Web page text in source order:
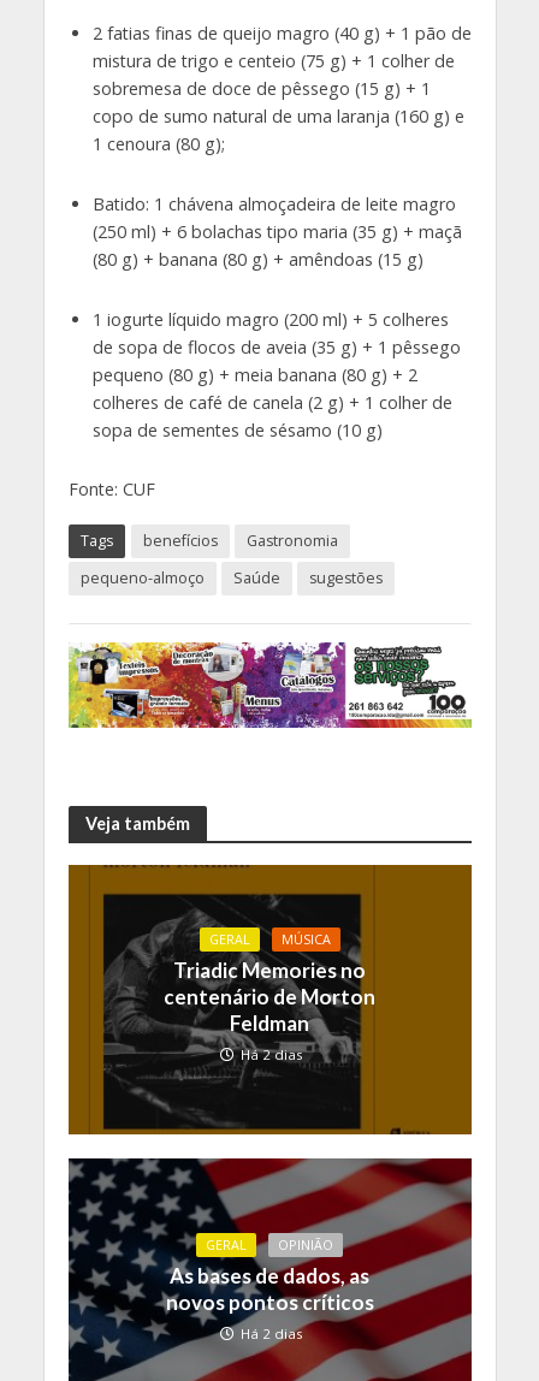
2 fatias finas de queijo magro (40 g) + 1 pão de
mistura de trigo e centeio (75 g) + 1 colher de
sobremesa de doce de pêssego (15 g) + 1
copo de sumo natural de uma laranja (160 g) e
1 cenoura (80 g);
Batido: 1 chávena almoçadeira de leite magro
(250 ml) + 6 bolachas tipo maria (35 g) + maçã
(80 g) + banana (80 g) + amêndoas (15 g)
1 iogurte líquido magro (200 ml) + 5 colheres
de sopa de flocos de aveia (35 g) + 1 pêssego
pequeno (80 g) + meia banana (80 g) + 2
colheres de café de canela (2 g) + 1 colher de
sopa de sementes de sésamo (10 g)
Fonte: CUF
Tags benefícios
Gastronomia
pequeno-almoço
Saúde sugestões
Veja também
GERAL MÚSICA
Triadic Memories no
centenário de Morton
Feldman
Há 2 dias
GERAL OPINIÃO
As bases de dados, as
novos pontos críticos
Há 2 dias